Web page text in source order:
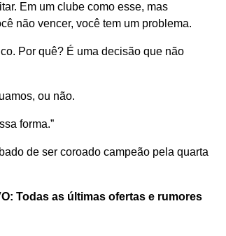
Em um clube como esse, mas
não vencer, você tem um problema.
Por quê? É uma decisão que não
ou não.
forma.”
de ser coroado campeão pela quarta
Todas as últimas ofertas e rumores